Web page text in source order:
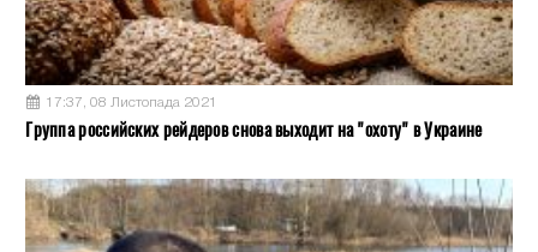
17:37, 08 Листопада 2021
Группа российских рейдеров снова выходит на "охоту" в Украине